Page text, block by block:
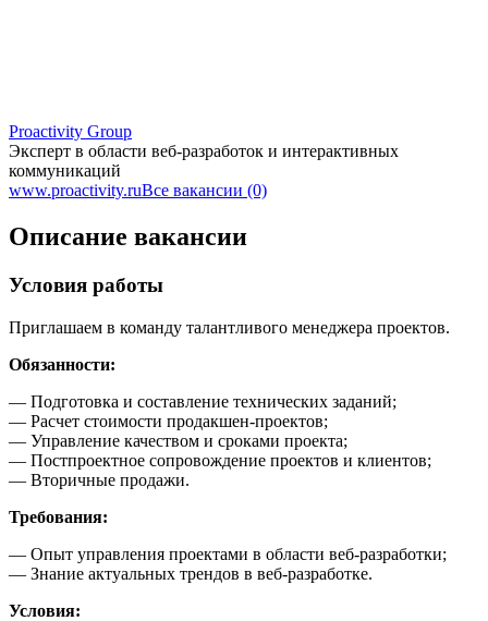
Proactivity Group
Эксперт в области веб-разработок и интерактивных
коммуникаций
www.proactivity.ruВсе вакансии (0)
Описание вакансии
Условия работы
Приглашаем в команду талантливого менеджера проектов.
Обязанности:
— Подготовка и составление технических заданий;
— Расчет стоимости продакшен-проектов;
— Управление качеством и сроками проекта;
— Постпроектное сопровождение проектов и клиентов;
— Вторичные продажи.
Требования:
— Опыт управления проектами в области веб-разработки;
— Знание актуальных трендов в веб-разработке.
Условия: